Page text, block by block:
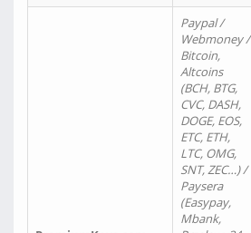
Paypal /
Webmoney /
Bitcoin,
Altcoins
(BCH, BTG,
CVC, DASH,
DOGE, EOS,
ETC, ETH,
LTC, OMG,
SNT, ZEC…) /
Paysera
(Easypay,
Mbank,